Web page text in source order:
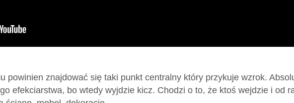
powinien znajdować się taki punkt centralny który przykuje wzrok.
efekciarstwa, bo wtedy wyjdzie kicz. Chodzi o to, że ktoś wejdzie i od